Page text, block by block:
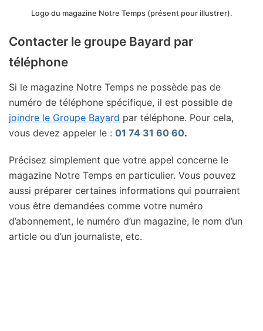
Logo du magazine Notre Temps (présent pour illustrer).
Contacter le groupe Bayard par
téléphone
Si le magazine Notre Temps ne possède pas de
numéro de téléphone spécifique, il est possible de
joindre le Groupe Bayard par téléphone. Pour cela,
vous devez appeler le : 01 74 31 60 60.
Précisez simplement que votre appel concerne le
magazine Notre Temps en particulier. Vous pouvez
aussi préparer certaines informations qui pourraient
vous être demandées comme votre numéro
d’abonnement, le numéro d’un magazine, le nom d’un
article ou d’un journaliste, etc.